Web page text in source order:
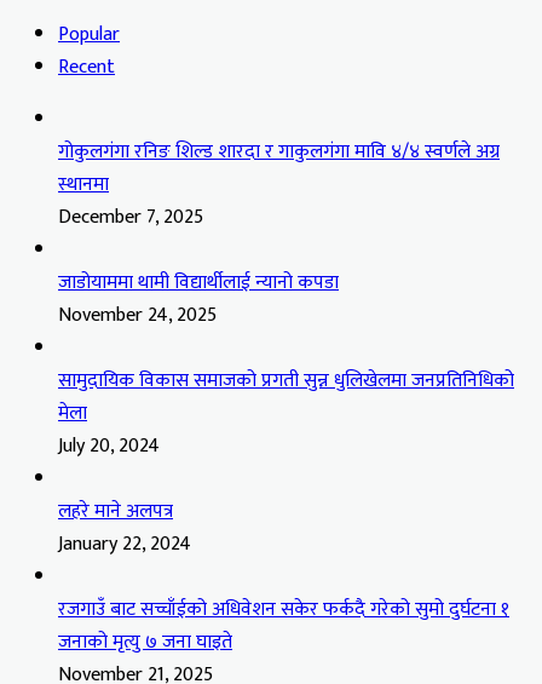
Popular
Recent
गोकुलगंगा रनिङ शिल्ड शारदा र गाकुलगंगा मावि ४/४ स्वर्णले अग्र
स्थानमा
December 7, 2025
जाडोयाममा थामी विद्यार्थीलाई न्यानो कपडा
November 24, 2025
सामुदायिक विकास समाजको प्रगती सुन्न धुलिखेलमा जनप्रतिनिधिको
मेला
July 20, 2024
लहरे माने अलपत्र
January 22, 2024
रजगाउँ बाट सच्चाँईको अधिवेशन सकेर फर्कदै गरेको सुमो दुर्घटना १
जनाको मृत्यु ७ जना घाइते
November 21, 2025